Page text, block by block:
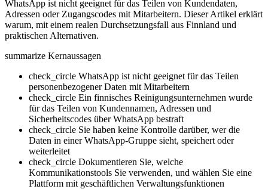
WhatsApp ist nicht geeignet für das Teilen von Kundendaten,
Adressen oder Zugangscodes mit Mitarbeitern. Dieser Artikel erklärt
warum, mit einem realen Durchsetzungsfall aus Finnland und
praktischen Alternativen.
summarize Kernaussagen
check_circle WhatsApp ist nicht geeignet für das Teilen
personenbezogener Daten mit Mitarbeitern
check_circle Ein finnisches Reinigungsunternehmen wurde
für das Teilen von Kundennamen, Adressen und
Sicherheitscodes über WhatsApp bestraft
check_circle Sie haben keine Kontrolle darüber, wer die
Daten in einer WhatsApp-Gruppe sieht, speichert oder
weiterleitet
check_circle Dokumentieren Sie, welche
Kommunikationstools Sie verwenden, und wählen Sie eine
Plattform mit geschäftlichen Verwaltungsfunktionen